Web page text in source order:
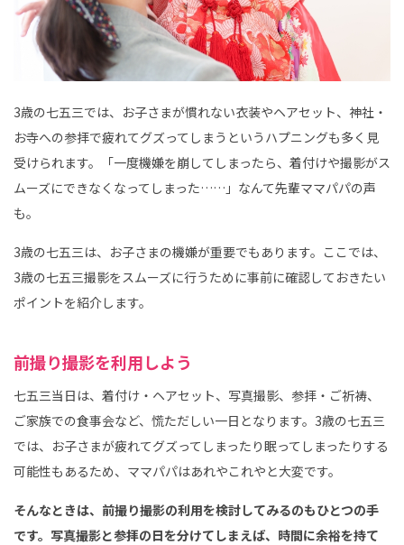
3歳の七五三では、お子さまが慣れない衣装やヘアセット、神社・
お寺への参拝で疲れてグズってしまうというハプニングも多く見
受けられます。「一度機嫌を崩してしまったら、着付けや撮影がス
ムーズにできなくなってしまった……」なんて先輩ママパパの声
も。
3歳の七五三は、お子さまの機嫌が重要でもあります。ここでは、
3歳の七五三撮影をスムーズに行うために事前に確認しておきたい
ポイントを紹介します。
前撮り撮影を利用しよう
七五三当日は、着付け・ヘアセット、写真撮影、参拝・ご祈祷、
ご家族での食事会など、慌ただしい一日となります。3歳の七五三
では、お子さまが疲れてグズってしまったり眠ってしまったりする
可能性もあるため、ママパパはあれやこれやと大変です。
そんなときは、前撮り撮影の利用を検討してみるのもひとつの手
です。写真撮影と参拝の日を分けてしまえば、時間に余裕を持て